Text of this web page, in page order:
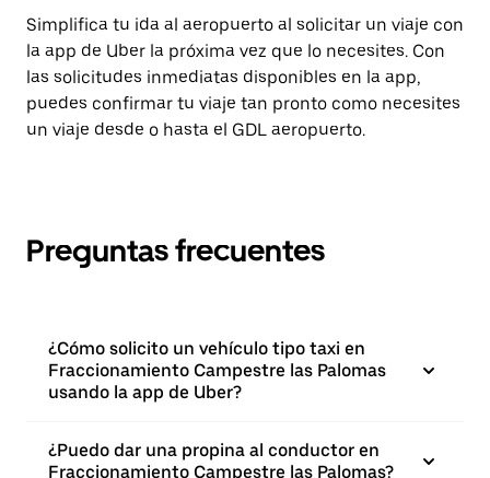
Simplifica tu ida al aeropuerto al solicitar un viaje con
la app de Uber la próxima vez que lo necesites. Con
las solicitudes inmediatas disponibles en la app,
puedes confirmar tu viaje tan pronto como necesites
un viaje desde o hasta el GDL aeropuerto.
Preguntas frecuentes
¿Cómo solicito un vehículo tipo taxi en
Fraccionamiento Campestre las Palomas
usando la app de Uber?
¿Puedo dar una propina al conductor en
Fraccionamiento Campestre las Palomas?